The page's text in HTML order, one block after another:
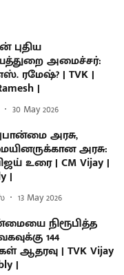
புதிய
அமைச்சர்:
ரமேஷ்? | TVK |
|
30 May 2026
அரசு,
அரசு:
உரை | CM Vijay |
|
13 May 2026
நிரூபித்த
144
ஆதரவு | TVK Vijay
|